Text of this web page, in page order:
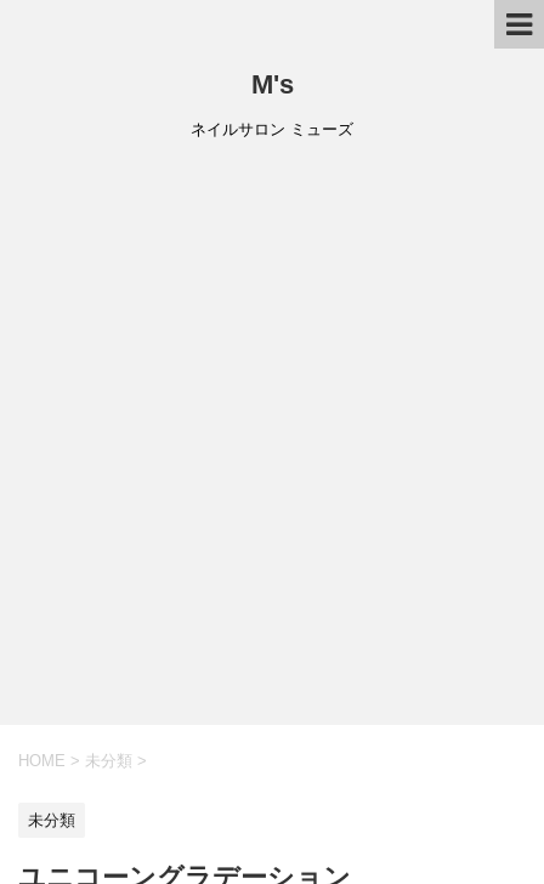
M's
ネイルサロン ミューズ
HOME > 未分類 >
未分類
ユニコーングラデーション